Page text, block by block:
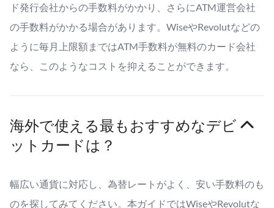
ド発行会社からの手数料がかかり、さらにATM運営会社
の手数料がかかる場合があります。WiseやRevolutなどの
ように毎月上限額まではATM手数料が無料のカード会社
なら、このようなコストを抑えることができます。
海外で使える最もおすすめなデビ
ットカードは？
幅広い通貨に対応し、為替レートがよく、安い手数料のも
のを探してみてください。本ガイドではWiseやRevolutな